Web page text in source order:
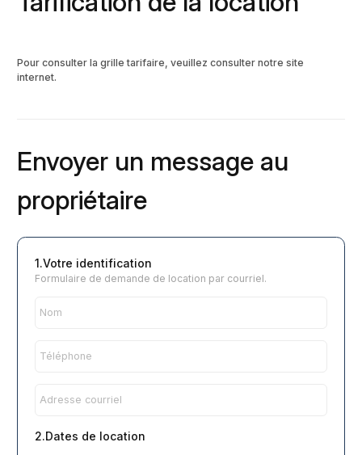
Envoyer un message au
propriétaire
Formulaire de demande de location par courriel.
1.Votre identification
2.Dates de location
Pour consulter la grille tarifaire, veuillez consulter notre site
internet.